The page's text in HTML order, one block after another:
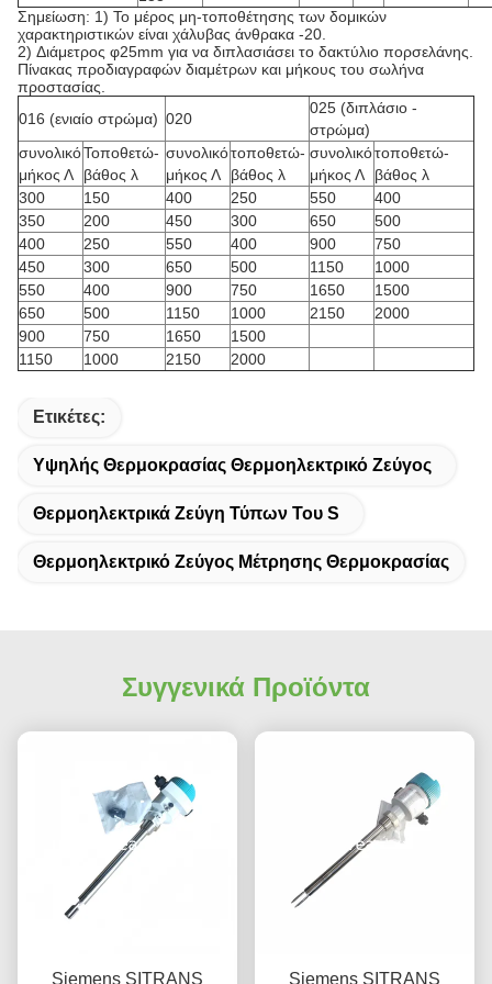
Σημείωση: 1) Το μέρος μη-τοποθέτησης των δομικών
χαρακτηριστικών είναι χάλυβας άνθρακα -20.
2) Διάμετρος φ25mm για να διπλασιάσει το δακτύλιο πορσελάνης.
Πίνακας προδιαγραφών διαμέτρων και μήκους του σωλήνα
προστασίας.
016 (ενιαίο στρώμα) 020
025 (διπλάσιο -
στρώμα)
συνολικό
μήκος Λ
Τοποθετώ-
βάθος λ
συνολικό
μήκος Λ
τοποθετώ-
βάθος λ
συνολικό
μήκος Λ
τοποθετώ-
βάθος λ
300
150 400 250 550
400
350
200 450 300 650
500
400
250 550 400 900
750
450
300 650 500 1150
1000
550
400 900 750 1650
1500
650
500 1150 1000 2150
2000
900
750 1650
1500
1150
1000 2150 2000
Ετικέτες:
Υψηλής Θερμοκρασίας Θερμοηλεκτρικό Ζεύγος
Θερμοηλεκτρικά Ζεύγη Τύπων Του S
Θερμοηλεκτρικό Ζεύγος Μέτρησης Θερμοκρασίας
Συγγενικά Προϊόντα
Siemens SITRANS
Siemens SITRANS